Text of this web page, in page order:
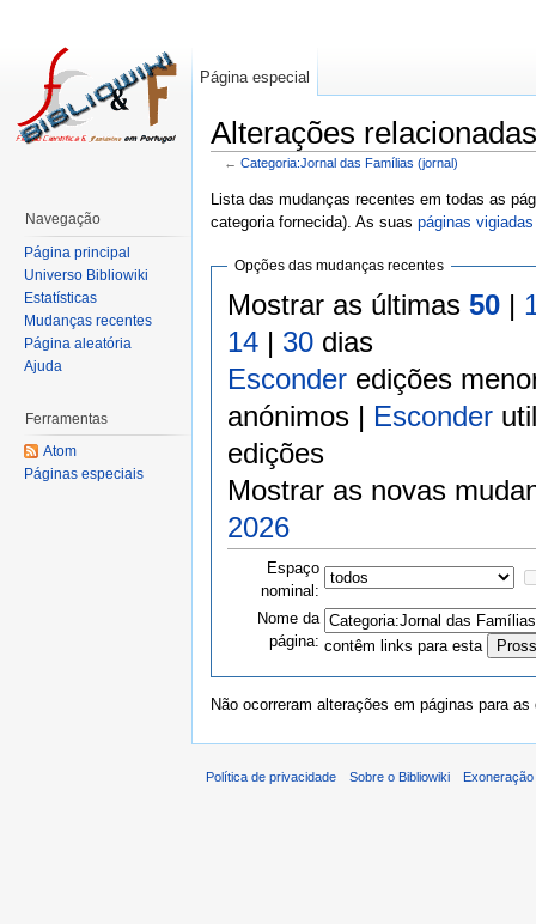
Alterações
← Categoria:Jornal das Famílias (jornal)
Lista das mudanças recentes em todas as
categoria fornecida). As suas páginas vigiadas
Opções das mudanças recentes
Mostrar as últimas 50|
14| 30dias
Esconderedições
anónimos | Esconder
edições
Mostrar as novas
2026
Espaço
nominal:
Nome da
página: contêm links para esta
Não ocorreram alterações em páginas para
Página especial
Navegação
Página principal
Universo Bibliowiki
Estatísticas
Mudanças recentes
Página aleatória
Ajuda
Ferramentas
Atom
Páginas especiais
Política de privacidade Sobre o Bibliowiki